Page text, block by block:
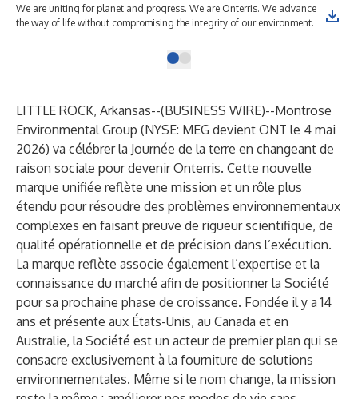
We are uniting for planet and progress. We are Onterris. We advance
the way of life without compromising the integrity of our environment.
LITTLE ROCK, Arkansas--(BUSINESS WIRE)--Montrose
Environmental Group (NYSE: MEG devient ONT le 4 mai
2026) va célébrer la Journée de la terre en changeant de
raison sociale pour devenirOnterris. Cette nouvelle
marque unifiée reflète une mission et un rôle plus
étendu pour résoudre des problèmes environnementaux
complexes en faisant preuve de rigueur scientifique, de
qualité opérationnelle et de précision dans l’exécution.
La marque reflète associe également l’expertise et la
connaissance du marché afin de positionner la Société
pour sa prochaine phase de croissance. Fondée il y a 14
ans et présente aux États-Unis, au Canada et en
Australie, la Société est un acteur de premier plan qui se
consacre exclusivement à la fourniture de solutions
environnementales. Même si le nom change, la mission